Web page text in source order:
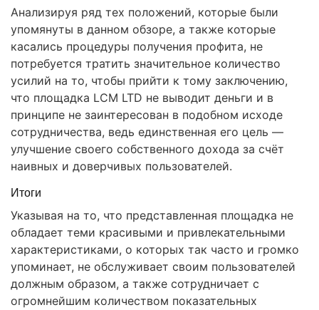
Анализируя ряд тех положений, которые были
упомянуты в данном обзоре, а также которые
касались процедуры получения профита, не
потребуется тратить значительное количество
усилий на то, чтобы прийти к тому заключению,
что площадка LCM LTD не выводит деньги и в
принципе не заинтересован в подобном исходе
сотрудничества, ведь единственная его цель —
улучшение своего собственного дохода за счёт
наивных и доверчивых пользователей.
Итоги
Указывая на то, что представленная площадка не
обладает теми красивыми и привлекательными
характеристиками, о которых так часто и громко
упоминает, не обслуживает своим пользователей
должным образом, а также сотрудничает с
огромнейшим количеством показательных